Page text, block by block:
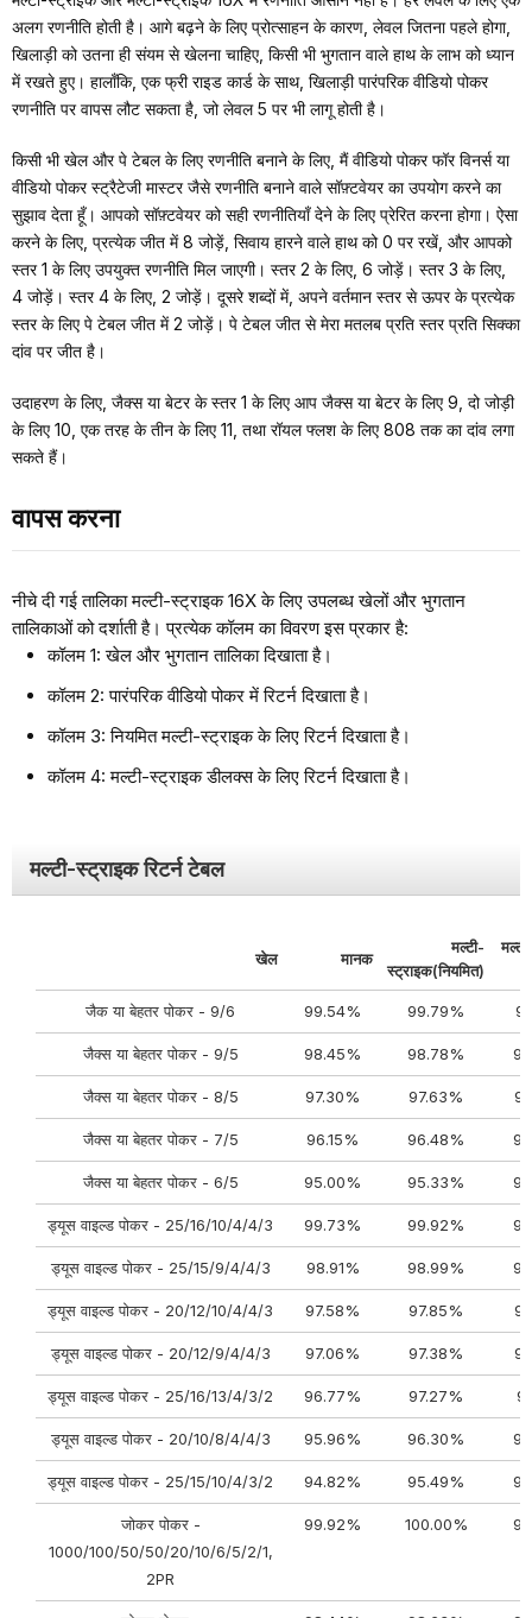
अलग रणनीति होती है। आगे बढ़ने के लिए प्रोत्साहन के कारण, लेवल जितना पहले होगा,
खिलाड़ी को उतना ही संयम से खेलना चाहिए, किसी भी भुगतान वाले हाथ के लाभ को ध्यान
में रखते हुए। हालाँकि, एक फ्री राइड कार्ड के साथ, खिलाड़ी पारंपरिक वीडियो पोकर
रणनीति पर वापस लौट सकता है, जो लेवल 5 पर भी लागू होती है।
किसी भी खेल और पे टेबल के लिए रणनीति बनाने के लिए, मैं वीडियो पोकर फॉर विनर्स या
वीडियो पोकर स्ट्रैटेजी मास्टर जैसे रणनीति बनाने वाले सॉफ़्टवेयर का उपयोग करने का
सुझाव देता हूँ। आपको सॉफ़्टवेयर को सही रणनीतियाँ देने के लिए प्रेरित करना होगा। ऐसा
करने के लिए, प्रत्येक जीत में 8 जोड़ें, सिवाय हारने वाले हाथ को 0 पर रखें, और आपको
स्तर 1 के लिए उपयुक्त रणनीति मिल जाएगी। स्तर 2 के लिए, 6 जोड़ें। स्तर 3 के लिए,
4 जोड़ें। स्तर 4 के लिए, 2 जोड़ें। दूसरे शब्दों में, अपने वर्तमान स्तर से ऊपर के प्रत्येक
स्तर के लिए पे टेबल जीत में 2 जोड़ें। पे टेबल जीत से मेरा मतलब प्रति स्तर प्रति सिक्का
दांव पर जीत है।
उदाहरण के लिए, जैक्स या बेटर के स्तर 1 के लिए आप जैक्स या बेटर के लिए 9, दो जोड़ी
के लिए 10, एक तरह के तीन के लिए 11, तथा रॉयल फ्लश के लिए 808 तक का दांव लगा
सकते हैं।
वापस करना
नीचे दी गई तालिका मल्टी-स्ट्राइक 16X के लिए उपलब्ध खेलों और भुगतान
तालिकाओं को दर्शाती है। प्रत्येक कॉलम का विवरण इस प्रकार है:
कॉलम 1: खेल और भुगतान तालिका दिखाता है।
कॉलम 2: पारंपरिक वीडियो पोकर में रिटर्न दिखाता है।
कॉलम 3: नियमित मल्टी-स्ट्राइक के लिए रिटर्न दिखाता है।
कॉलम 4: मल्टी-स्ट्राइक डीलक्स के लिए रिटर्न दिखाता है।
मल्टी-स्ट्राइक रिटर्न टेबल
खेल मानक
मल्टी-
स्ट्राइक(नियमित)
जैक या बेहतर पोकर - 9/6 99.54% 99.79%
जैक्स या बेहतर पोकर - 9/5 98.45% 98.78%
जैक्स या बेहतर पोकर - 8/5 97.30% 97.63%
जैक्स या बेहतर पोकर - 7/5 96.15% 96.48%
जैक्स या बेहतर पोकर - 6/5 95.00% 95.33%
ड्यूस वाइल्ड पोकर - 25/16/10/4/4/3 99.73% 99.92%
ड्यूस वाइल्ड पोकर - 25/15/9/4/4/3 98.91% 98.99%
ड्यूस वाइल्ड पोकर - 20/12/10/4/4/3 97.58% 97.85%
ड्यूस वाइल्ड पोकर - 20/12/9/4/4/3 97.06% 97.38%
ड्यूस वाइल्ड पोकर - 25/16/13/4/3/2 96.77% 97.27%
ड्यूस वाइल्ड पोकर - 20/10/8/4/4/3 95.96% 96.30%
ड्यूस वाइल्ड पोकर - 25/15/10/4/3/2 94.82% 95.49%
जोकर पोकर -
1000/100/50/50/20/10/6/5/2/1,
2PR
99.92% 100.00%